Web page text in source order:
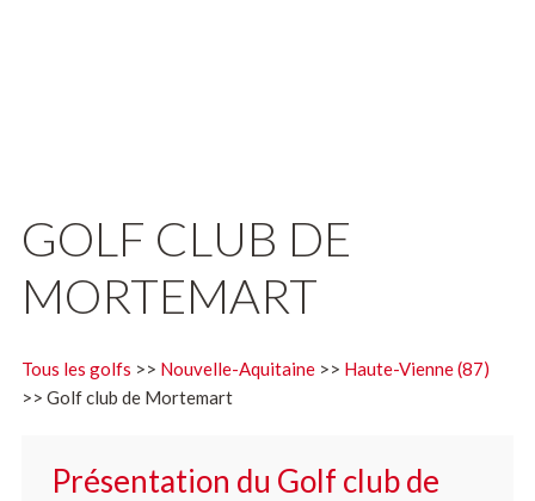
GOLF CLUB DE
MORTEMART
Tous les golfs >> Nouvelle-Aquitaine>> Haute-Vienne (87)
>> Golf club de Mortemart
Présentation du Golf club de